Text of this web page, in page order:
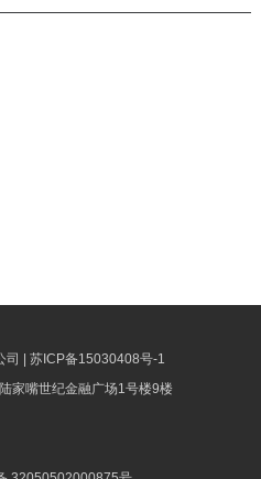
司 | 苏ICP备15030408号-1
家嘴世纪金融广场1号楼9楼